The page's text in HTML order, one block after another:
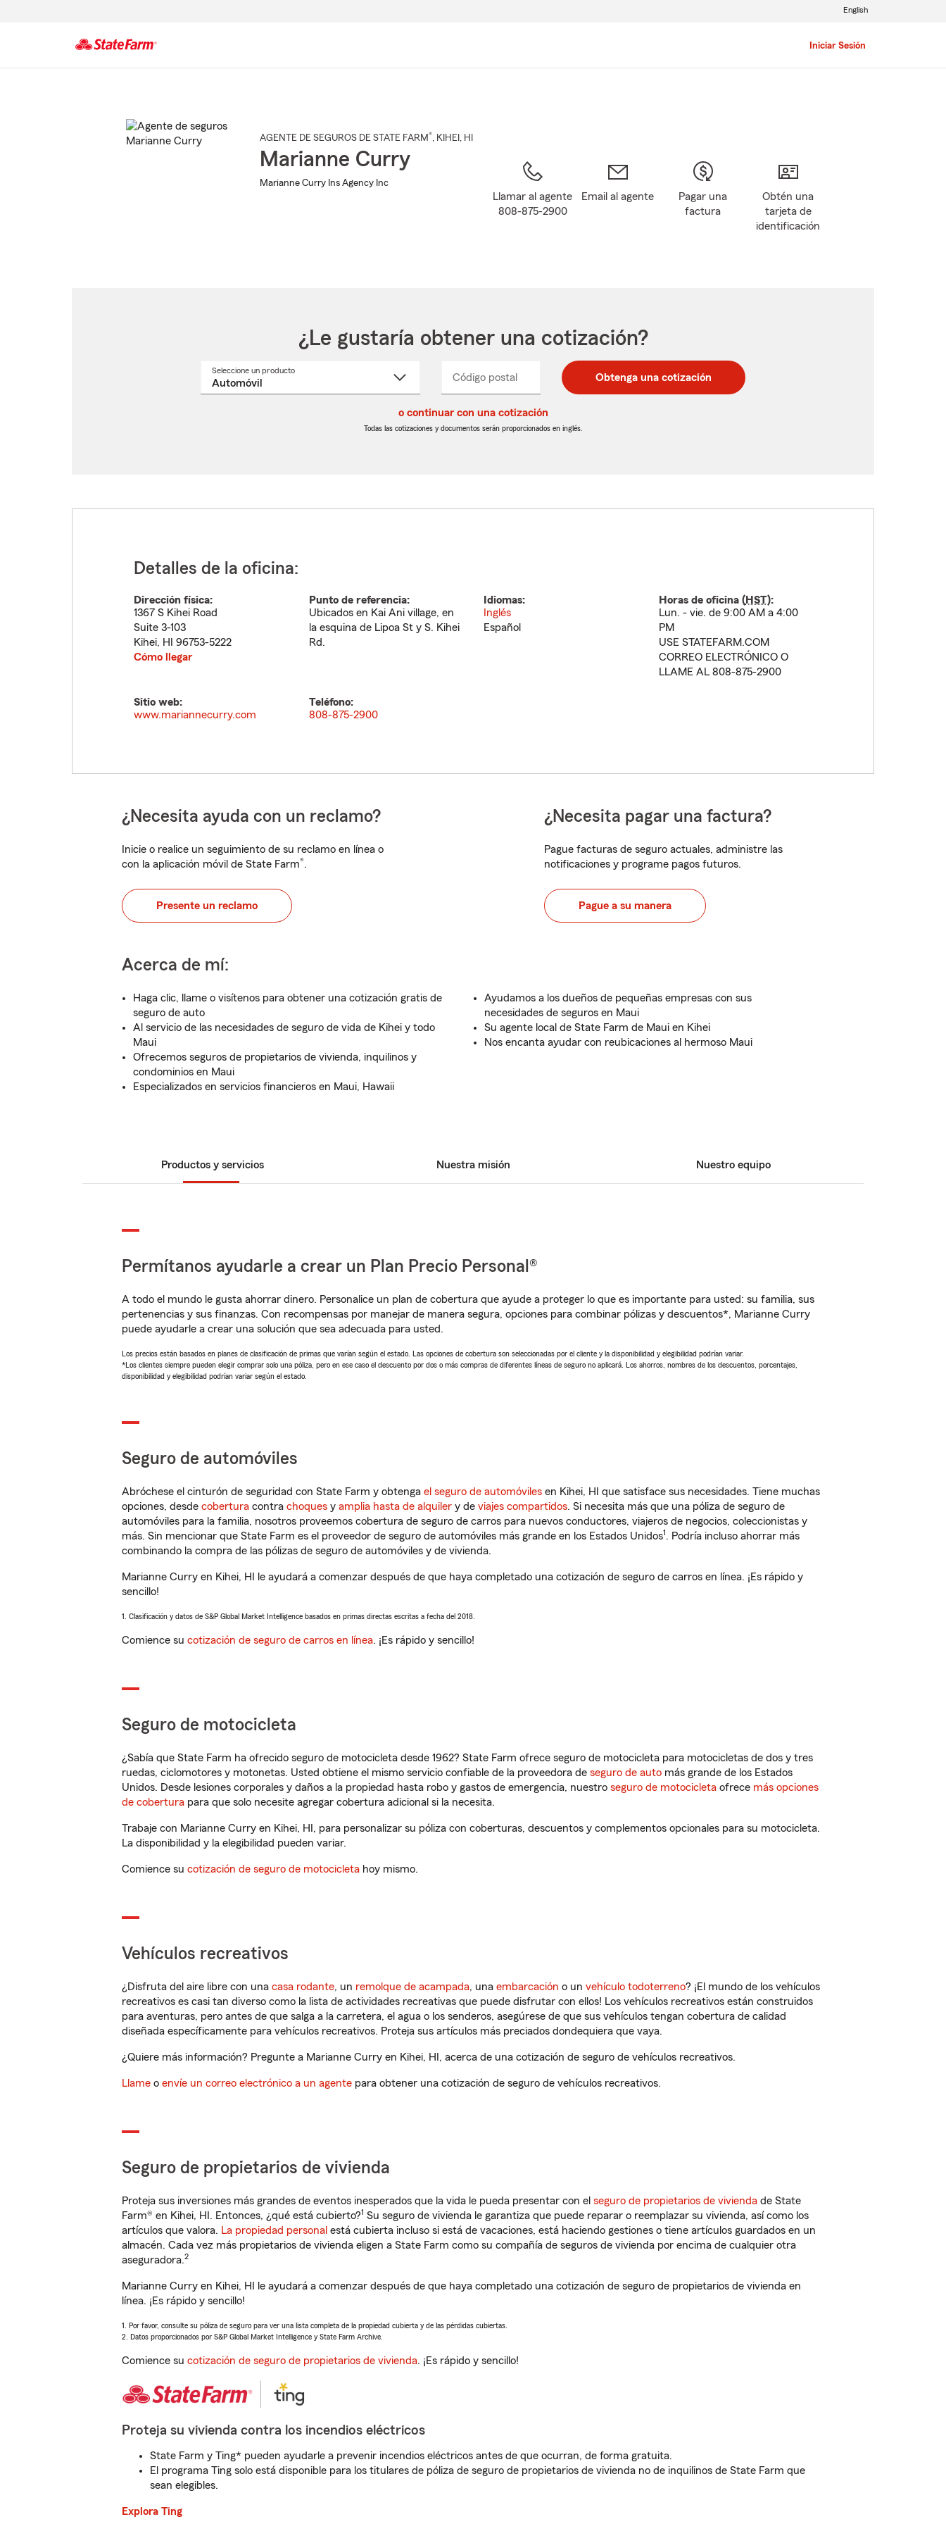
Iniciar Sesión
English
AGENTE DE SEGUROS DE STATE FARM®, KIHEI , HI
Marianne Curry
Marianne Curry Ins Agency Inc
Llamar al agente
808-875-2900
Email al agente
Pagar una
factura
Obtén una
tarjeta de
identificación
¿Le gustaría obtener una cotización?
Seleccione un productoSeleccione
Código postal
postal
de
postal
de
_____ Obtenga una cotización
o continuar con una cotización
Todas las cotizaciones y documentos serán proporcionados en inglés.
Detalles de la oficina:
Dirección física:
1367 S Kihei Road
Suite 3-103
Kihei, HI
96753-5222
Cómo llegar
Punto de referencia:
Ubicados en Kai Ani village, en
la esquina de Lipoa St y S. Kihei
Rd.
Idiomas:
Inglés
Español
Horas de oficina (HST):
Lun. - vie. de 9:00 AM a 4:00
PM
USE STATEFARM.COM
CORREO ELECTRÓNICO O
LLAME AL 808-875-2900
Sitio web:
www.mariannecurry.com
Teléfono:
808-875-2900
¿Necesita ayuda con un reclamo?
Inicie o realice un seguimiento de su reclamo en línea o
con la aplicación móvil de State Farm®.
Presente un reclamo
¿Necesita pagar una factura?
Pague facturas de seguro actuales, administre las
notificaciones y programe pagos futuros.
Pague a su manera
Acerca de mí:
Haga clic, llame o visítenos para obtener una cotización gratis de
seguro de auto
Al servicio de las necesidades de seguro de vida de Kihei y todo
Maui
Ofrecemos seguros de propietarios de vivienda, inquilinos y
condominios en Maui
Especializados en servicios financieros en Maui, Hawaii
Ayudamos a los dueños de pequeñas empresas con sus
necesidades de seguros en Maui
Su agente local de State Farm de Maui en Kihei
Nos encanta ayudar con reubicaciones al hermoso Maui
Productos y servicios Nuestra misión Nuestro equipo
Permítanos ayudarle a crear un Plan Precio Personal®
A todo el mundo le gusta ahorrar dinero. Personalice un plan de cobertura que ayude a proteger lo que es importante para usted: su familia, sus
pertenencias y sus finanzas. Con recompensas por manejar de manera segura, opciones para combinar pólizas y descuentos*, Marianne Curry
puede ayudarle a crear una solución que sea adecuada para usted.
Los precios están basados en planes de clasificación de primas que varían según el estado. Las opciones de cobertura son seleccionadas por el cliente y la disponibilidad y elegibilidad podrían variar.
*Los clientes siempre pueden elegir comprar solo una póliza, pero en ese caso el descuento por dos o más compras de diferentes líneas de seguro no aplicará. Los ahorros, nombres de los descuentos, porcentajes,
disponibilidad y elegibilidad podrían variar según el estado.
Seguro de automóviles
Abróchese el cinturón de seguridad con State Farm y obtenga el seguro de automóviles en Kihei, HI que satisface sus necesidades. Tiene muchas
opciones, desde cobertura contra choques y amplia hasta de alquiler y de viajes compartidos. Si necesita más que una póliza de seguro de
automóviles para la familia, nosotros proveemos cobertura de seguro de carros para nuevos conductores, viajeros de negocios, coleccionistas y
más. Sin mencionar que State Farm es el proveedor de seguro de automóviles más grande en los Estados Unidos1. Podría incluso ahorrar más
combinando la compra de las pólizas de seguro de automóviles y de vivienda.
Marianne Curry en Kihei, HI le ayudará a comenzar después de que haya completado una cotización de seguro de carros en línea. ¡Es rápido y
sencillo!
1. Clasificación y datos de S&P Global Market Intelligence basados en primas directas escritas a fecha del 2018.
Comience su cotización de seguro de carros en línea. ¡Es rápido y sencillo!
Seguro de motocicleta
¿Sabía que State Farm ha ofrecido seguro de motocicleta desde 1962? State Farm ofrece seguro de motocicleta para motocicletas de dos y tres
ruedas, ciclomotores y motonetas. Usted obtiene el mismo servicio confiable de la proveedora de seguro de auto más grande de los Estados
Unidos. Desde lesiones corporales y daños a la propiedad hasta robo y gastos de emergencia, nuestro seguro de motocicleta ofrece más opciones
de cobertura para que solo necesite agregar cobertura adicional si la necesita.
Trabaje con Marianne Curry en Kihei, HI, para personalizar su póliza con coberturas, descuentos y complementos opcionales para su motocicleta.
La disponibilidad y la elegibilidad pueden variar.
Comience su cotización de seguro de motocicleta hoy mismo.
Vehículos recreativos
¿Disfruta del aire libre con una casa rodante, un remolque de acampada, una embarcación o un vehículo todoterreno? ¡El mundo de los vehículos
recreativos es casi tan diverso como la lista de actividades recreativas que puede disfrutar con ellos! Los vehículos recreativos están construidos
para aventuras, pero antes de que salga a la carretera, el agua o los senderos, asegúrese de que sus vehículos tengan cobertura de calidad
diseñada específicamente para vehículos recreativos. Proteja sus artículos más preciados dondequiera que vaya.
¿Quiere más información? Pregunte a Marianne Curry en Kihei, HI, acerca de una cotización de seguro de vehículos recreativos.
Llame o envíe un correo electrónico a un agente para obtener una cotización de seguro de vehículos recreativos.
Seguro de propietarios de vivienda
Proteja sus inversiones más grandes de eventos inesperados que la vida le pueda presentar con el seguro de propietarios de vivienda de State
Farm® en Kihei, HI. Entonces, ¿qué está cubierto?1 Su seguro de vivienda le garantiza que puede reparar o reemplazar su vivienda, así como los
artículos que valora. La propiedad personal está cubierta incluso si está de vacaciones, está haciendo gestiones o tiene artículos guardados en un
almacén. Cada vez más propietarios de vivienda eligen a State Farm como su compañía de seguros de vivienda por encima de cualquier otra
aseguradora.2
Marianne Curry en Kihei, HI le ayudará a comenzar después de que haya completado una cotización de seguro de propietarios de vivienda en
línea. ¡Es rápido y sencillo!
1. Por favor, consulte su póliza de seguro para ver una lista completa de la propiedad cubierta y de las pérdidas cubiertas.
2. Datos proporcionados por S&P Global Market Intelligence y State Farm Archive.
Comience su cotización de seguro de propietarios de vivienda. ¡Es rápido y sencillo!
Proteja su vivienda contra los incendios eléctricos
State Farm y Ting* pueden ayudarle a prevenir incendios eléctricos antes de que ocurran, de forma gratuita.
El programa Ting solo está disponible para los titulares de póliza de seguro de propietarios de vivienda no de inquilinos de State Farm que
sean elegibles.
Explora Ting